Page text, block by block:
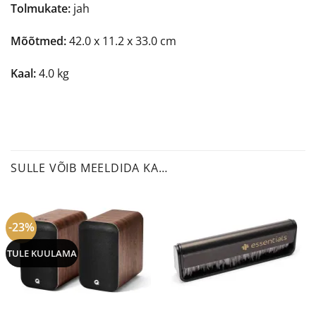
Tolmukate: jah
Mõõtmed:42.0 x 11.2 x 33.0 cm
Kaal:4.0 kg
SULLE VÕIB MEELDIDA KA…
-23%
TULE KUULAMA